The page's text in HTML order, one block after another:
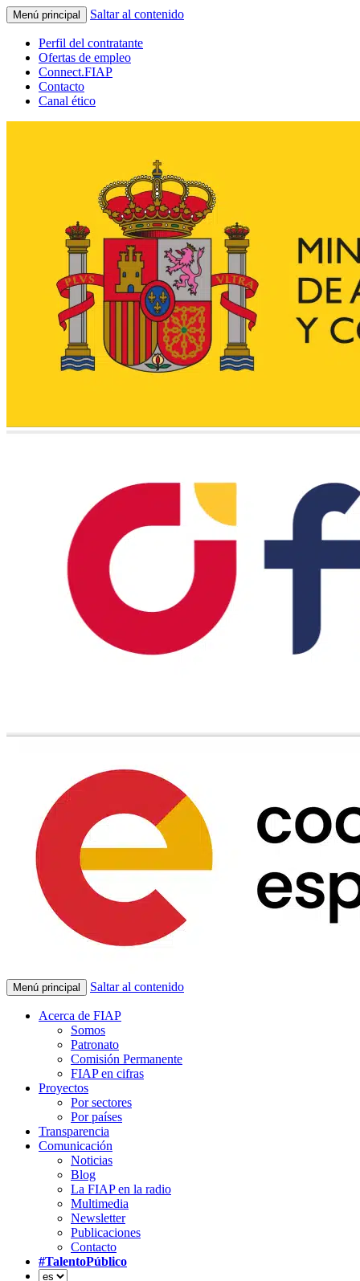
Menú principal Saltar al contenido
Perfil del contratante
Ofertas de empleo
Connect.FIAP
Contacto
Canal ético
Menú principal Saltar al contenido
Acerca de FIAP
Somos
Patronato
Comisión Permanente
FIAP en cifras
Proyectos
Por sectores
Por países
Transparencia
Comunicación
Noticias
Blog
La FIAP en la radio
Multimedia
Newsletter
Publicaciones
Contacto
#TalentoPúblico